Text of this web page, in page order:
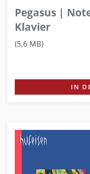
Pegasus |
Klavier
(5,6 MB)
IN